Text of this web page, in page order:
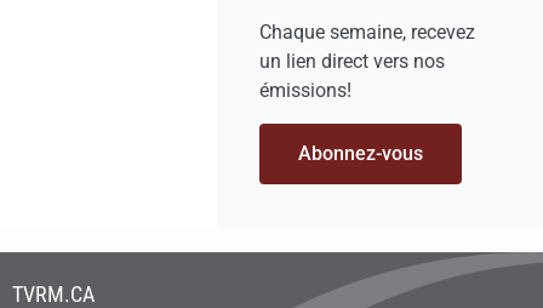
Chaque semaine, recevez
un lien direct vers nos
émissions!
Abonnez-vous
TVRM.CA